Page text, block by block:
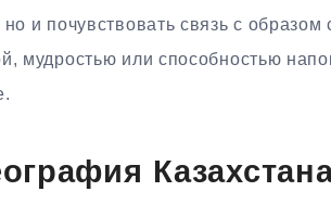
и почувствовать связь с образом
мудростью или способностью